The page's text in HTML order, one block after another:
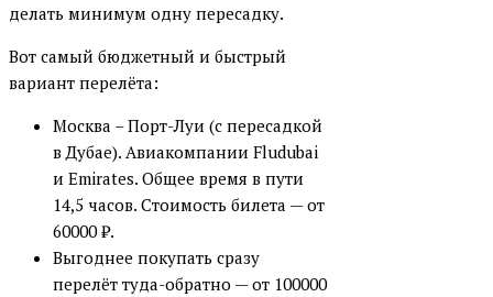
делать минимум одну пересадку.
Вот самый бюджетный и быстрый
вариант перелёта:
Москва – Порт-Луи (с пересадкой
в Дубае). Авиакомпании Fludubai
и Emirates. Общее время в пути
14,5 часов. Стоимость билета — от
60000 ₽.
Выгоднее покупать сразу
перелёт туда-обратно — от 100000